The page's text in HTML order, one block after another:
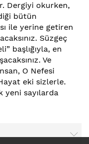
Dergiyi okurken,
bütün
ile yerine getiren
Süzgeç
başlığıyla, en
Ve
O Nefesi
eki sizlerle.
yeni sayılarda